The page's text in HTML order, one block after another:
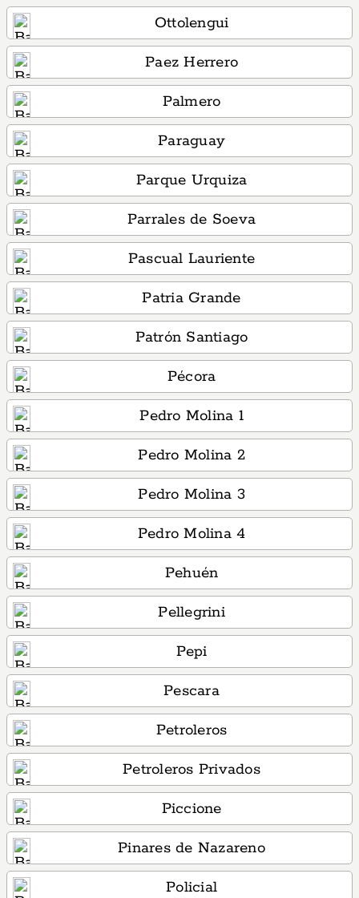
Ottolengui
Paez Herrero
Palmero
Paraguay
Parque Urquiza
Parrales de Soeva
Pascual Lauriente
Patria Grande
Patrón Santiago
Pécora
Pedro Molina 1
Pedro Molina 2
Pedro Molina 3
Pedro Molina 4
Pehuén
Pellegrini
Pepi
Pescara
Petroleros
Petroleros Privados
Piccione
Pinares de Nazareno
Policial